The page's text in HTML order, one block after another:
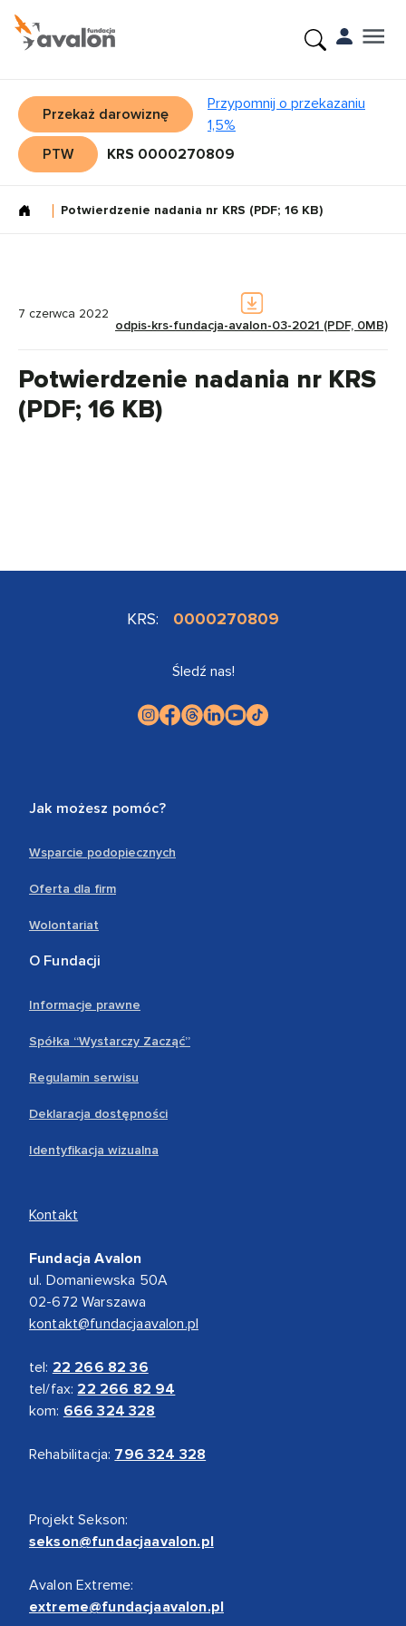
Przekaż darowiznę
Przypomnij o przekazaniu
1,5%
PTW
KRS 0000270809
Potwierdzenie nadania nr KRS (PDF; 16 KB)
7 czerwca 2022
odpis-krs-fundacja-avalon-03-2021 (PDF, 0MB)
Potwierdzenie nadania nr KRS
(PDF; 16 KB)
KRS: 0000270809
Śledź nas!
Jak możesz pomóc?
Wsparcie podopiecznych
Oferta dla firm
Wolontariat
O Fundacji
Informacje prawne
Spółka “Wystarczy Zacząć”
Regulamin serwisu
Deklaracja dostępności
Identyfikacja wizualna
Kontakt
Fundacja Avalon
ul. Domaniewska 50A
02-672 Warszawa
kontakt@fundacjaavalon.pl
tel: 22 266 82 36
tel/fax: 22 266 82 94
kom: 666 324 328
Rehabilitacja: 796 324 328
Projekt Sekson:
sekson@fundacjaavalon.pl
Avalon Extreme:
extreme@fundacjaavalon.pl